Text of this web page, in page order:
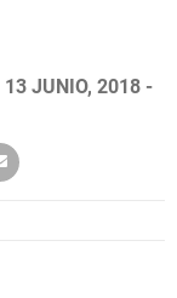
JUNIO, 2018 -